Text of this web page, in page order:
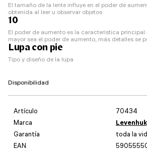
El tamaño de la lente influye en el poder de
obtenida al leer u observar objetos
10
El poder de aumento es la característica
mayor sea el poder de aumento, más detalles se
Lupa con pie
Tipo y diseño de la lupa
Disponibilidad
Artículo
70434
Marca
Garantía
toda la
EAN